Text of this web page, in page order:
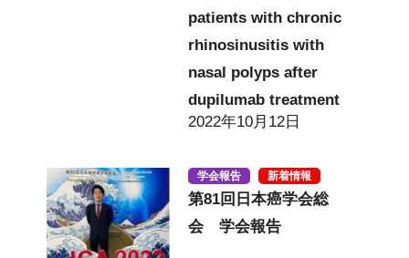
patients with chronic
rhinosinusitis with
nasal polyps after
dupilumab treatment
2022年10月12日
学会報告 新着情報
第81回日本癌学会総
会 学会報告